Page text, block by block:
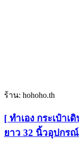
ร้าน: hohoho.th
[ ทําเอง กระเป๋า
ยาว 32 นิ้วอุปกร